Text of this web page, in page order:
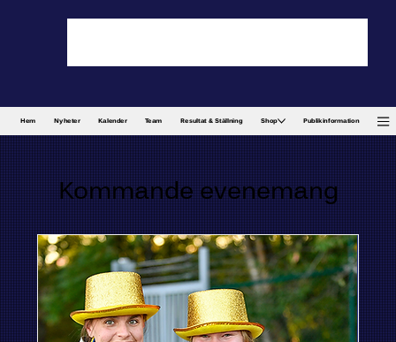
Hem Nyheter Kalender Team Resultat & Ställning Shop Publikinformation
Kommande evenemang